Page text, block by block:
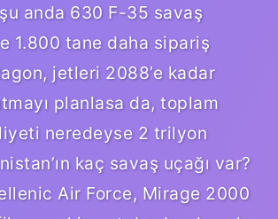
anda 630 F-35 savaş
1.800 tane daha sipariş
jetleri 2088’e kadar
planlasa da, toplam
neredeyse 2 trilyon
kaç savaş uçağı var?
Air Force, Mirage 2000